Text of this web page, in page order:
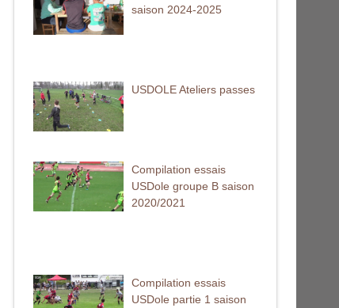
saison 2024-2025
USDOLE Ateliers passes
Compilation essais
USDole groupe B saison
2020/2021
Compilation essais
USDole partie 1 saison